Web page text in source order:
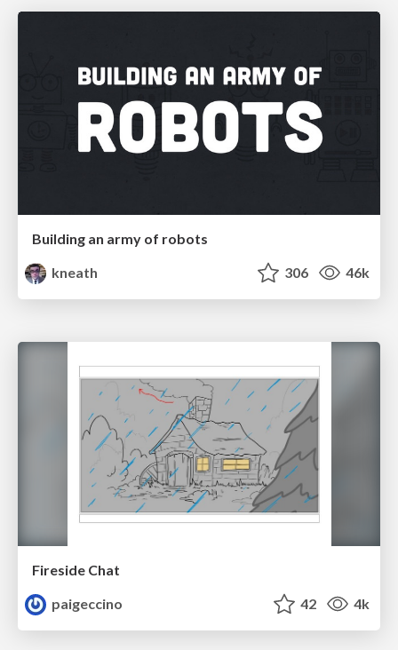
Building an army of robots
kneath
306 46k
Fireside Chat
paigeccino
42 4k